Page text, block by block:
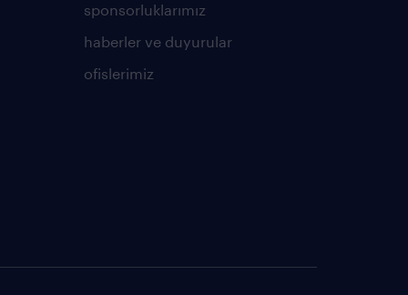
sponsorluklarımız
haberler ve duyurular
ofislerimiz